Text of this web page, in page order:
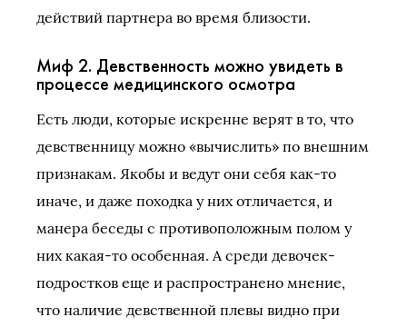
действий партнера во время близости.
Миф 2. Девственность можно увидеть в
процессе медицинского осмотра
Есть люди, которые искренне верят в то, что
девственницу можно «вычислить» по внешним
признакам. Якобы и ведут они себя как-то
иначе, и даже походка у них отличается, и
манера беседы с противоположным полом у
них какая-то особенная. А среди девочек-
подростков еще и распространено мнение,
что наличие девственной плевы видно при